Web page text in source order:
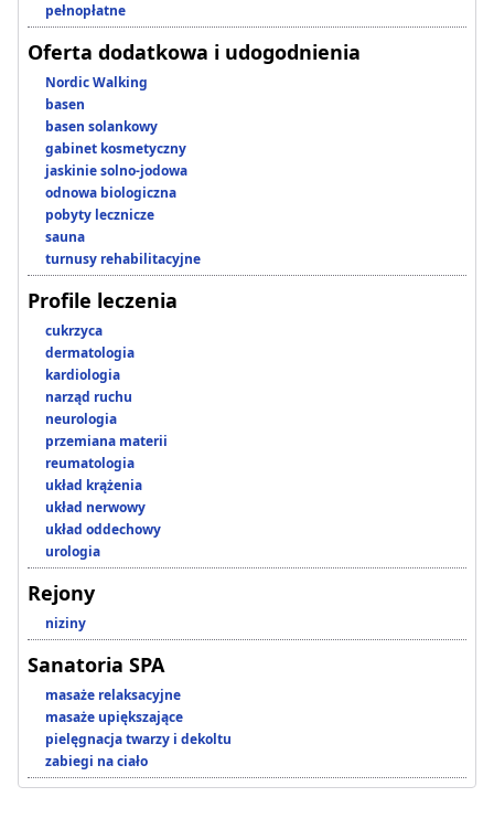
pełnopłatne
Oferta dodatkowa i udogodnienia
Nordic Walking
basen
basen solankowy
gabinet kosmetyczny
jaskinie solno-jodowa
odnowa biologiczna
pobyty lecznicze
sauna
turnusy rehabilitacyjne
Profile leczenia
cukrzyca
dermatologia
kardiologia
narząd ruchu
neurologia
przemiana materii
reumatologia
układ krążenia
układ nerwowy
układ oddechowy
urologia
Rejony
niziny
Sanatoria SPA
masaże relaksacyjne
masaże upiększające
pielęgnacja twarzy i dekoltu
zabiegi na ciało